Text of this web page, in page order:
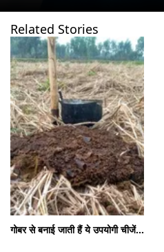
Related Stories
गोबर से बनाई जाती हैं ये उपयोगी चीजें...